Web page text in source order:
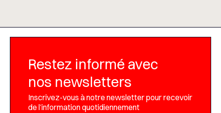
Restez informé avec
nos newsletters
Inscrivez-vous à notre newsletter pour recevoir
de l’information quotidiennement